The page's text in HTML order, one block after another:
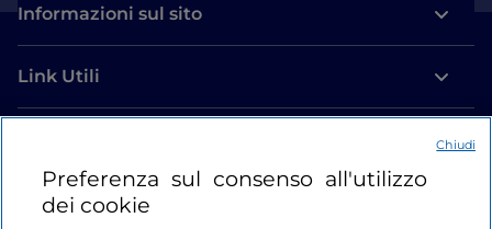
Informazioni sul sito
Link Utili
Restiamo in contatto
Preferenza sul consenso all'utilizzo
dei cookie
Chiudi